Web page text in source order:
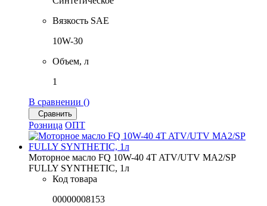
Вязкость SAE
10W-30
Объем, л
1
В сравнении ()
Сравнить
Розница ОПТ
Моторное масло FQ 10W-40 4T ATV/UTV MA2/SP
FULLY SYNTHETIC, 1л
Код товара
00000008153